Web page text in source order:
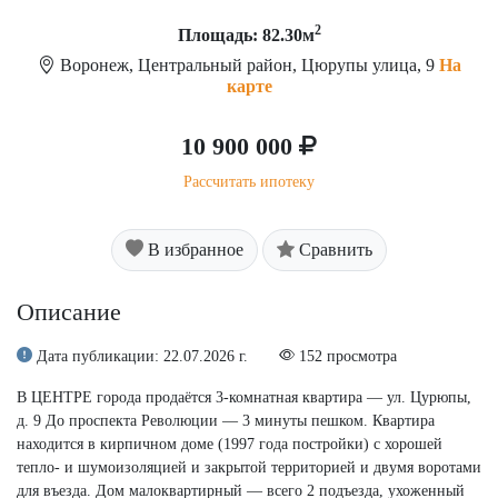
Площадь: 82.30м2
Воронеж, Центральный район, Цюрупы улица, 9 На
карте
10 900 000
Рассчитать ипотеку
В избранное Сравнить
Описание
Дата публикации: 22.07.2026 г. 152 просмотра
В ЦЕНТРЕ города продаётся 3-комнатная квартира — ул. Цурюпы,
д. 9 До проспекта Революции — 3 минуты пешком. Квартира
находится в кирпичном доме (1997 года постройки) с хорошей
тепло- и шумоизоляцией и закрытой территорией и двумя воротами
для въезда. Дом малоквартирный — всего 2 подъезда, ухоженный